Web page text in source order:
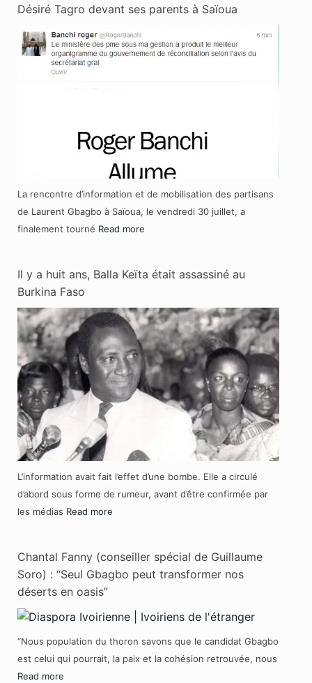
Désiré Tagro devant ses parents à Saïoua
La rencontre d’information et de mobilisation des partisans
de Laurent Gbagbo à Saïoua, le vendredi 30 juillet, a
finalement tourné Read more
Il y a huit ans, Balla Keïta était assassiné au
Burkina Faso
L’information avait fait l’effet d’une bombe. Elle a circulé
d’abord sous forme de rumeur, avant d’être confirmée par
les médias Read more
Chantal Fanny (conseiller spécial de Guillaume
Soro) : “Seul Gbagbo peut transformer nos
déserts en oasis”
“Nous population du thoron savons que le candidat Gbagbo
est celui qui pourrait, la paix et la cohésion retrouvée, nous
Read more